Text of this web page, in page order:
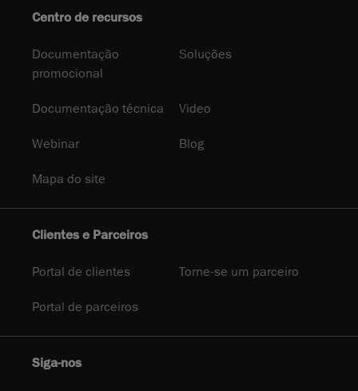
Centro de recursos
Documentação
promocional
Soluções
Documentação técnica Video
Webinar Blog
Mapa do site
Clientes e Parceiros
Portal de clientes Torne-se um parceiro
Portal de parceiros
Siga-nos